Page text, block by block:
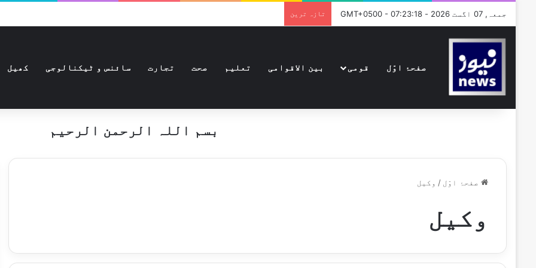
جمعہ, 07 اگست 2026 - GMT+0500 - 07:23:18 تازہ ترین
صفحۂ اوّل قومی بین الاقوامی تعلیم صحت تجارت سائنس و ٹیکنالوجی کھیل
بسم اللہ الرحمن الرحیم
صفحۂ اوّل / وکیل
وکیل